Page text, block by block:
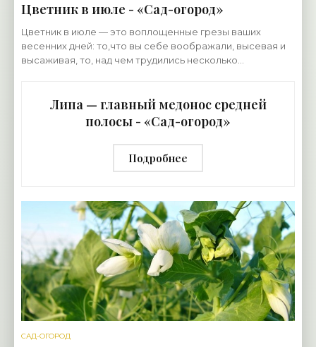
Цветник в июле - «Сад-огород»
Цветник в июле — это воплощенные грезы ваших
весенних дней: то,что вы себе воображали, высевая и
высаживая, то, над чем трудились несколько
Липа — главный медонос средней
полосы - «Сад-огород»
Подробнее
САД-ОГОРОД